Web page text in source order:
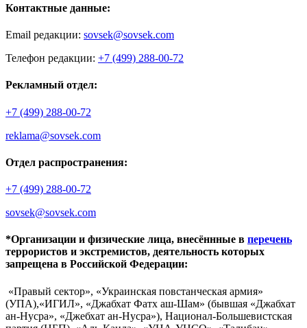
Контактные данные:
Email редакции: sovsek@sovsek.com
Телефон редакции: +7 (499) 288-00-72
Рекламный отдел:
+7 (499) 288-00-72
reklama@sovsek.com
Отдел распространения:
+7 (499) 288-00-72
sovsek@sovsek.com
*Организации и физические лица, внесённные в перечень
террористов и экстремистов, деятельность которых
запрещена в Российской Федерации:
«Правый сектор», «Украинская повстанческая армия»
(УПА),«ИГИЛ», «Джабхат Фатх аш-Шам» (бывшая «Джабхат
ан-Нусра», «Джебхат ан-Нусра»), Национал-Большевистская